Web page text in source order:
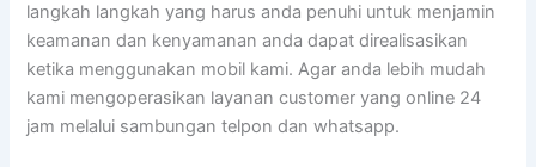
langkah langkah yang harus anda penuhi untuk menjamin
keamanan dan kenyamanan anda dapat direalisasikan
ketika menggunakan mobil kami. Agar anda lebih mudah
kami mengoperasikan layanan customer yang online 24
jam melalui sambungan telpon dan whatsapp.